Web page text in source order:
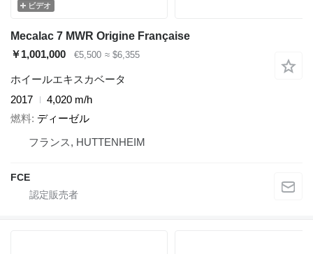
ビデオ
Mecalac 7 MWR Origine Française
￥1,001,000
€5,500 ≈ $6,355
ホイールエキスカベータ
2017
4,020 m/h
燃料 ディーゼル
フランス, HUTTENHEIM
FCE